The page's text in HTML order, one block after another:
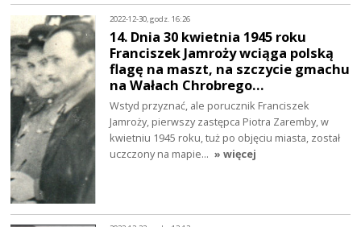
2022-12-30, godz. 16:26
14. Dnia 30 kwietnia 1945 roku
Franciszek Jamroży wciąga polską
flagę na maszt, na szczycie gmachu
na Wałach Chrobrego…
Wstyd przyznać, ale porucznik Franciszek
Jamroży, pierwszy zastępca Piotra Zaremby, w
kwietniu 1945 roku, tuż po objęciu miasta, został
uczczony na mapie… » więcej